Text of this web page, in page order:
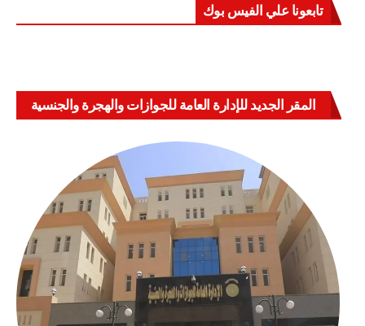
تابعونا علي الفيس بوك
المقر الجديد للإدارة العامة للجوازات والهجرة والجنسية